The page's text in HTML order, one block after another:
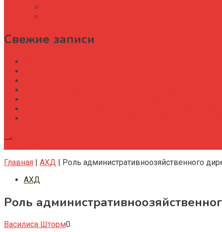
Свежие записи
Главная | АХД | Роль административноозяйственного
АХД
Роль
Василиса Шторм0